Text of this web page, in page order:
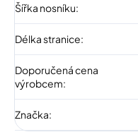
Šířka nosníku:
Délka stranice:
Doporučená cena
výrobcem:
Značka: